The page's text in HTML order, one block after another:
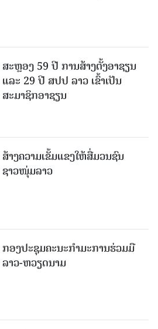
ສະຫຼອງ 59 ປີ ການສ້າງຕັ້ງອາຊຽນ
ແລະ 29 ປີ ສປປ ລາວ ເຂົ້າເປັນ
ສະມາຊິກອາຊຽນ
ສ້າງຄວາມເຂັ້ມແຂງໃຫ້ສື່ມວນຊົນ
ຊາວໜຸ່ມລາວ
ກອງປະຊຸມຄະນະກຳມະການຮ່ວມມື
ລາວ-ຫວຽດນາມ